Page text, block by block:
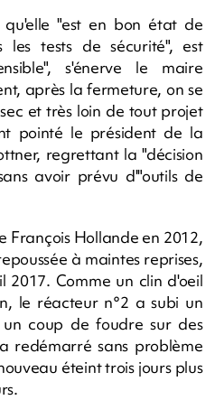
"est en bon état de
tests de sécurité", est
s'énerve le maire
après la fermeture, on se
et très loin de tout projet
pointé le président de la
regrettant la "décision
avoir prévu d'"outils de
François Hollande en 2012,
à maintes reprises,
Comme un clin d'oeil
le réacteur n°2 a subi un
coup de foudre sur des
redémarré sans problème
éteint trois jours plus